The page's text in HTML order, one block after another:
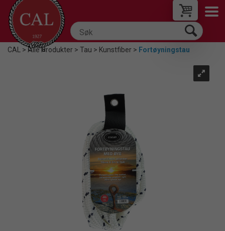
CAL >Alle Produkter>Tau>Kunstfiber> Fortøyningstau